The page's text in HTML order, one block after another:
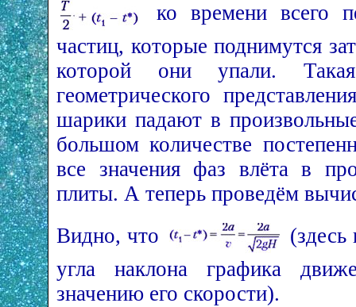
ко времени всего
частиц, которые поднимутся
которой они упали.
геометрического
шарики падают в
большом количестве
все значения фаз влёта в
плиты. А теперь проведём
Видно, что
(здесь
угла наклона графика
значению его скорости).